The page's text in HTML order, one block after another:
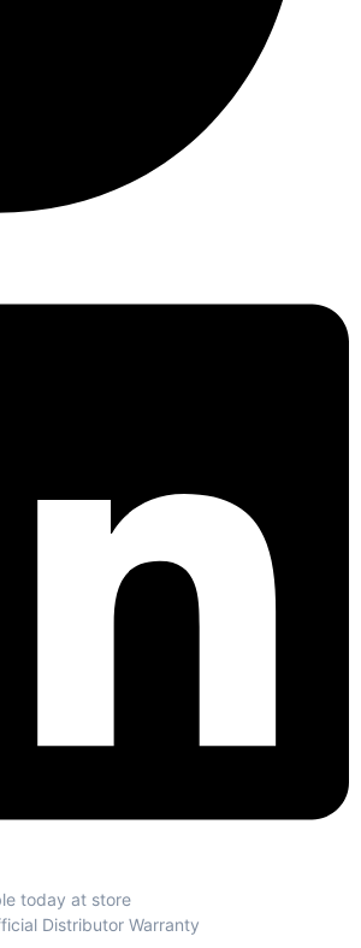
today at store
Distributor Warranty